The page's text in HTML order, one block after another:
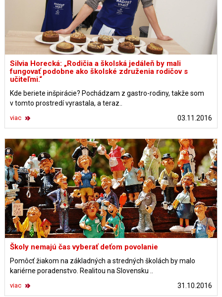
Silvia Horecká: „Rodičia a školská jedáleň by mali
fungovať podobne ako školské združenia rodičov s
učiteľmi.“
Kde beriete inšpirácie? Pochádzam z gastro-rodiny, takže som
v tomto prostredí vyrastala, a teraz..
03.11.2016
viac
Školy nemajú čas vyberať deťom povolanie
Pomôcť žiakom na základných a stredných školách by malo
kariérne poradenstvo. Realitou na Slovensku ..
31.10.2016
viac